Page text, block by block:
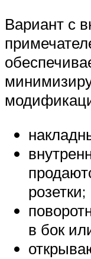
Вариант с
розетки;
в бок